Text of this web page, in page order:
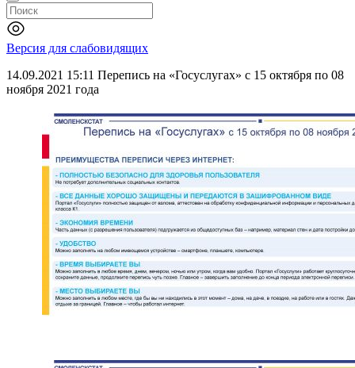
Версия для слабовидящих
14.09.2021 15:11 Перепись на «Госуслугах» с 15 октября по 08
ноября 2021 года